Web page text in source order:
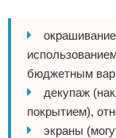
бюджетным
декупаж
покрытием),
экраны